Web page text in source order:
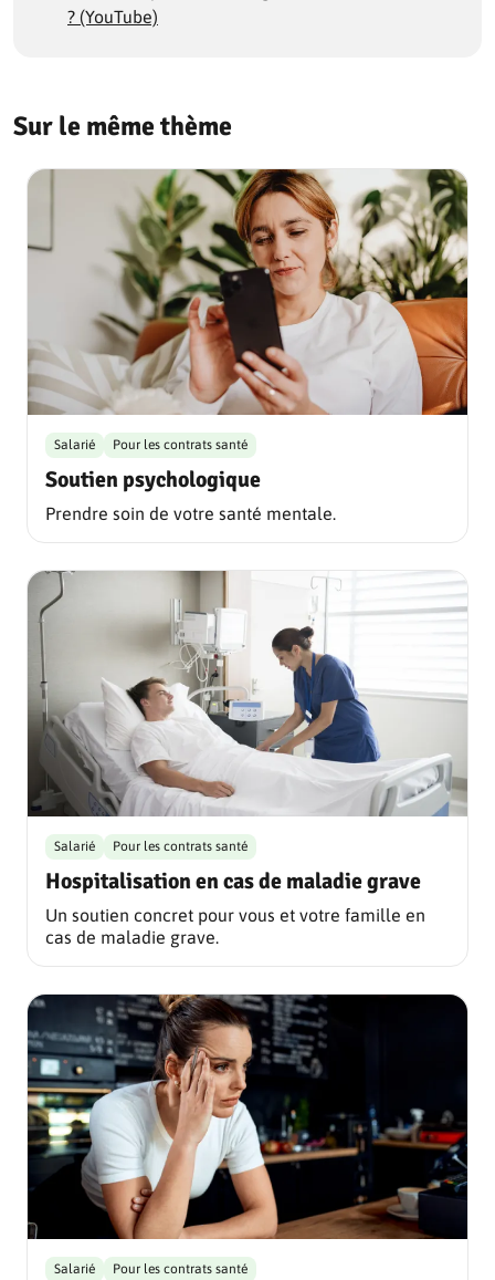
? (YouTube)
Sur le même thème
Soutien psychologique
Salarié Pour les contrats santé
Prendre soin de votre santé mentale.
Hospitalisation en cas de maladie grave
Salarié Pour les contrats santé
Un soutien concret pour vous et votre famille en
cas de maladie grave.
Salarié Pour les contrats santé